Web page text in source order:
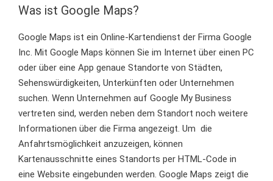
Was ist Google Maps?
Google Maps ist ein Online-Kartendienst der Firma Google
Inc. Mit Google Maps können Sie im Internet über einen PC
oder über eine App genaue Standorte von Städten,
Sehenswürdigkeiten, Unterkünften oder Unternehmen
suchen. Wenn Unternehmen auf Google My Business
vertreten sind, werden neben dem Standort noch weitere
Informationen über die Firma angezeigt. Um die
Anfahrtsmöglichkeit anzuzeigen, können
Kartenausschnitte eines Standorts per HTML-Code in
eine Website eingebunden werden. Google Maps zeigt die